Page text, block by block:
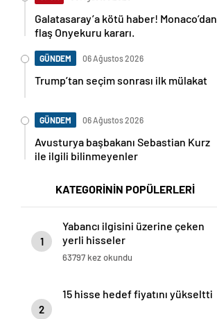
Galatasaray’a kötü haber! Monaco’dan
flaş Onyekuru kararı.
GÜNDEM 06 Ağustos 2026
Trump’tan seçim sonrası ilk mülakat
GÜNDEM 06 Ağustos 2026
Avusturya başbakanı Sebastian Kurz
ile ilgili bilinmeyenler
KATEGORİNİN POPÜLERLERİ
1
Yabancı ilgisini üzerine çeken
yerli hisseler
63797 kez okundu
2
15 hisse hedef fiyatını yükseltti